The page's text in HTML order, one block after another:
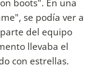
boots". En una
se podía ver a
del equipo
llevaba el
con estrellas.